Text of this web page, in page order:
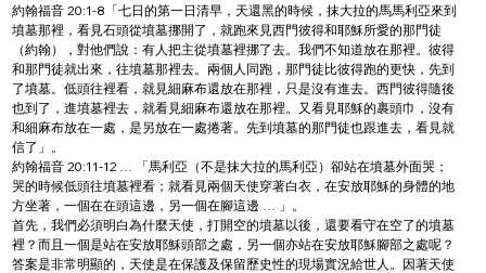
約翰福音 20:1-8「七日的第一日清早，天還黑的時候，抹大拉的馬馬利亞來到
墳墓那裡，看見石頭從墳墓挪開了，就跑來見西門彼得和耶穌所愛的那門徒
（約翰），對他們說：有人把主從墳墓裡挪了去。我們不知道放在那裡。彼得
和那門徒就出來，往墳墓那裡去。兩個人同跑，那門徒比彼得跑的更快，先到
了墳墓。低頭往裡看，就見細麻布還放在那裡，只是沒有進去。西門彼得隨後
也到了，進墳墓裡去，就看見細麻布還放在那裡。又看見耶穌的裹頭巾，沒有
和細麻布放在一處，是另放在一處捲著。先到墳墓的那門徒也跟進去，看見就
信了」。
約翰福音 20:11-12 … 「馬利亞（不是抹大拉的馬利亞）卻站在墳墓外面哭；
哭的時候低頭往墳墓裡看；就看見兩個天使穿著白衣，在安放耶穌的身體的地
方坐著，一個在在頭這邊，另一個在腳這邊 … 」。
首先，我們必須明白為什麼天使，打開空的墳墓以後，還要看守在空了的墳墓
裡？而且一個是站在安放耶穌頭部之處，另一個亦站在安放耶穌腳部之處呢？
答案是非常明顯的，天使是在保護及保留歷史性的現場實況給世人。因著天使